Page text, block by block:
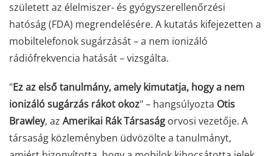
született az élelmiszer- és gyógyszerellenőrzési
hatóság (FDA) megrendelésére. A kutatás kifejezetten a
mobiltelefonok sugárzását – a nem ionizáló
rádiófrekvencia hatását – vizsgálta.
"Ez az első tanulmány, amely kimutatja, hogy a nem
ionizáló sugárzás rákot okoz" – hangsúlyozta Otis
Brawley, az Amerikai Rák Társaság orvosi vezetője. A
társaság közleményben üdvözölte a tanulmányt,